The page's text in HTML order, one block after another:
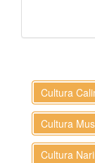
Cultura
Cultura
Cultura